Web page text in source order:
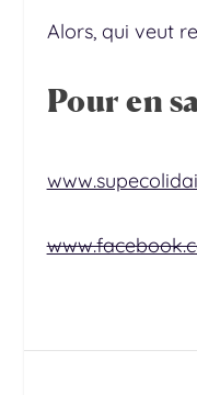
Alors, qui veut
Pour en